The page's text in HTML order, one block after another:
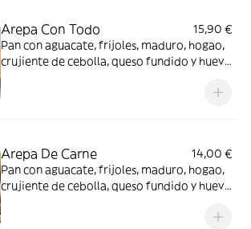
Arepa Con Todo
15,90 €
Pan con aguacate, frijoles, maduro, hogao,
crujiente de cebolla, queso fundido y huevo
Arepa De Carne
14,00 €
Pan con aguacate, frijoles, maduro, hogao,
crujiente de cebolla, queso fundido y huevo